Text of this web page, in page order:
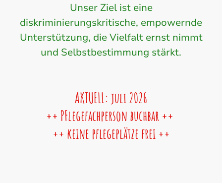
Unser Ziel ist eine
diskriminierungskritische, empowernde
Unterstützung, die Vielfalt ernst nimmt
und Selbstbestimmung stärkt.
AKTUELL: juli 2026
++ PFlegefachperson buchbar ++
++ keine pflegeplätze frei ++